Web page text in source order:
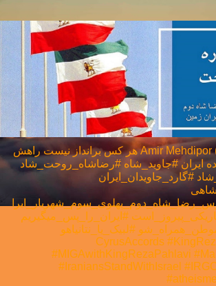
Amir Mehdipor (Surena Parthian) هر كس برانداز نيست راهش
ایران #جاوید_شاه #رضاشاه_روحت_شاد
#گارد_جاویدان_ایران
#ایران_را_پس_میگیریم
#لبیک_یا_نتانیاهو
#CyrusAccords
#MIGAwithKingRezaPahlavi
#IraniansStandWithIsrael